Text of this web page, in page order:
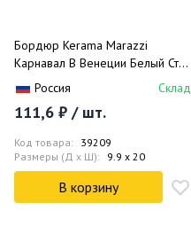
Бордюр Kerama Marazzi
Карнавал В Венеции Белый Стр.
19030/3F 9.9х20
Россия Склад
111,6 ₽ / шт.
Код товара: 39209
Размеры (Д x Ш): 9.9 x 20
В корзину